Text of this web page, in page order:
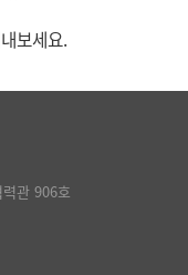
보세요.
관 906호